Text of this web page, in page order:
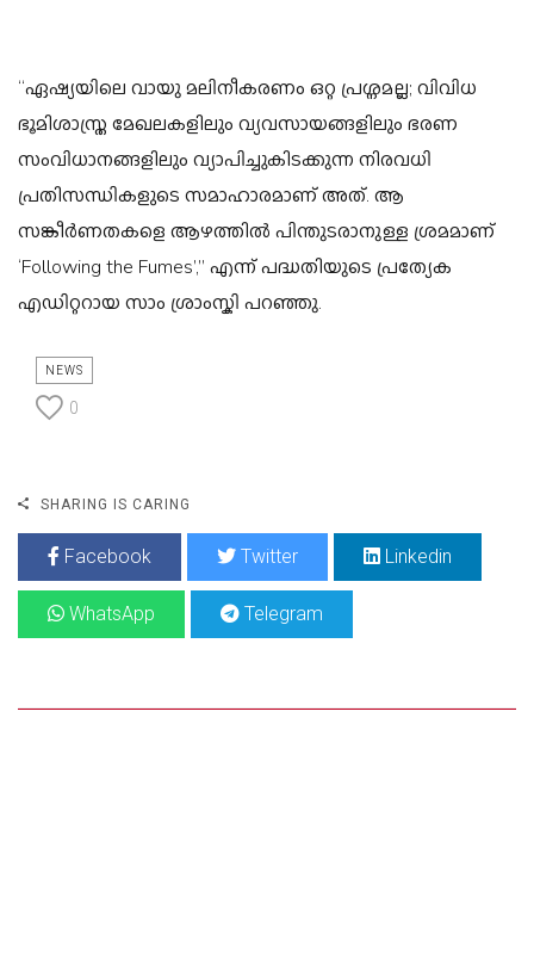
“ഏഷ്യയിലെ വായു മലിനീകരണം ഒറ്റ പ്രശ്നമല്ല; വിവിധ
ഭൂമിശാസ്ത്ര മേഖലകളിലും വ്യവസായങ്ങളിലും ഭരണ
സംവിധാനങ്ങളിലും വ്യാപിച്ചുകിടക്കുന്ന നിരവധി
പ്രതിസന്ധികളുടെ സമാഹാരമാണ് അത്. ആ
സങ്കീർണതകളെ ആഴത്തിൽ പിന്തുടരാനുള്ള ശ്രമമാണ്
‘Following the Fumes’,” എന്ന് പദ്ധതിയുടെ പ്രത്യേക
എഡിറ്ററായ സാം ശ്രാംസ്കി പറഞ്ഞു.
NEWS
0
SHARING IS CARING
Facebook Twitter Linkedin
WhatsApp Telegram